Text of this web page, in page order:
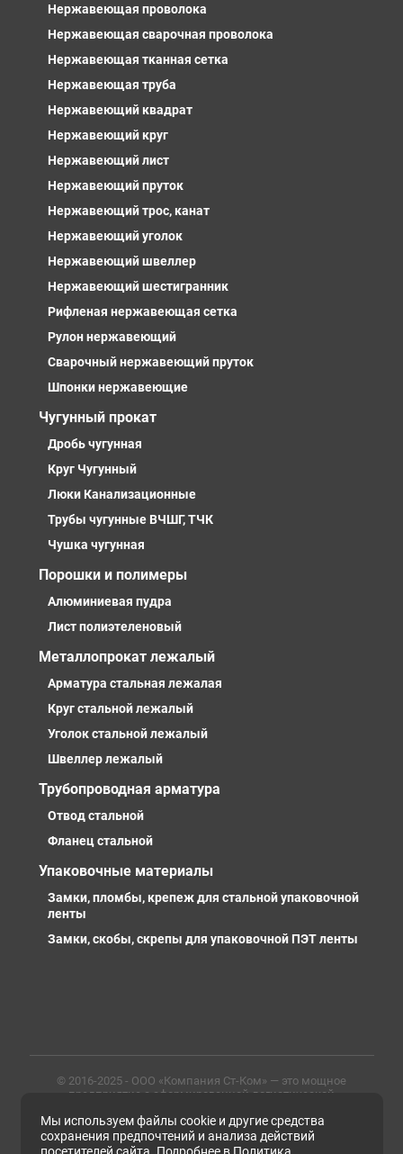
Нержавеющая проволока
Нержавеющая сварочная проволока
Нержавеющая тканная сетка
Нержавеющая труба
Нержавеющий квадрат
Нержавеющий круг
Нержавеющий лист
Нержавеющий пруток
Нержавеющий трос, канат
Нержавеющий уголок
Нержавеющий швеллер
Нержавеющий шестигранник
Рифленая нержавеющая сетка
Рулон нержавеющий
Сварочный нержавеющий пруток
Шпонки нержавеющие
Чугунный прокат
Дробь чугунная
Круг Чугунный
Люки Канализационные
Трубы чугунные ВЧШГ, ТЧК
Чушка чугунная
Порошки и полимеры
Алюминиевая пудра
Лист полиэтеленовый
Металлопрокат лежалый
Арматура стальная лежалая
Круг стальной лежалый
Уголок стальной лежалый
Швеллер лежалый
Трубопроводная арматура
Отвод стальной
Фланец стальной
Упаковочные материалы
Замки, пломбы, крепеж для стальной упаковочной
ленты
Замки, скобы, скрепы для упаковочной ПЭТ ленты
© 2016-2025 - ООО «Компания Ст-Ком» — это мощное
предприятие с сформированной логистической
профессиональными сотрудниками. Предлагаем
металлопрокат любых марок, типов и размеров с
доставкой в России и СНГ
Мы используем файлы cookie и другие средства
сохранения предпочтений и анализа действий